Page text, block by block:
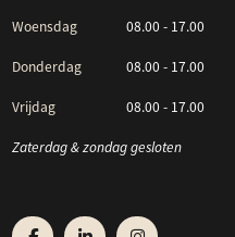
Woensdag 08.00 - 17.00
Donderdag 08.00 - 17.00
Vrijdag 08.00 - 17.00
Zaterdag & zondag gesloten